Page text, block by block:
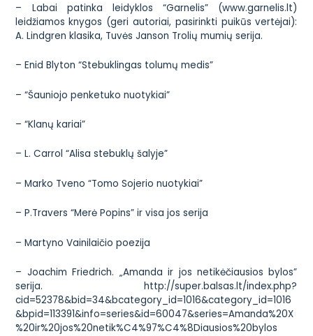
– Labai patinka leidyklos “Garnelis” (www.garnelis.lt)
leidžiamos knygos (geri autoriai, pasirinkti puikūs vertėjai):
A. Lindgren klasika, Tuvės Janson Trolių mumių serija.
– Enid Blyton “Stebuklingas tolumų medis”
– “Šauniojo penketuko nuotykiai”
– “Klanų kariai”
– L. Carrol “Alisa stebuklų šalyje”
– Marko Tveno “Tomo Sojerio nuotykiai”
– P.Travers “Merė Popins” ir visa jos serija
– Martyno Vainilaičio poezija
– Joachim Friedrich. „Amanda ir jos netikėčiausios bylos”
serija.http://super.balsas.lt/index.php?
cid=52378&bid=34&bcategory_id=1016&category_id=1016
&bpid=113391&info=series&id=60047&series=Amanda%20X
%20ir%20jos%20netik%C4%97%C4%8Diausios%20bylos